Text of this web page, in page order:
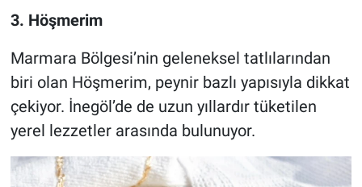
3. Höşmerim
Marmara Bölgesi’nin geleneksel tatlılarından
biri olan Höşmerim, peynir bazlı yapısıyla dikkat
çekiyor. İnegöl’de de uzun yıllardır tüketilen
yerel lezzetler arasında bulunuyor.